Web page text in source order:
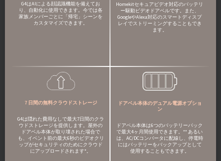
G4はAIによる顔認識機能を備えてお
り、自動化に使用できます。今では各
家族メンバーごとに「帰宅」シーンを
カスタマイズできます。
Homekitセキュアビデオ対応のバッテリ
ー駆動ビデオドアベルです。また、
GoogleやAlexa対応のスマートディスプ
レイでストリーミングすることもでき
ます。
7 日間の無料クラウドストレージ
G4は隠れた費用なしで最大7日間のクラ
ウドストレージを提供します。屋外の
ドアベル本体が取り壊された場合で
も、イベント前の最大6秒のビデオクリ
ップがセキュリティのためにクラウド
にアップロードされます*。
ドアベル本体のデュアル電源オプショ
ン
ドアベル本体は6つのバッテリーパック
で最大4ヶ月間使用できます。** あるい
は、AC/DCコンバータに配線し、停電時
にはバッテリーをバックアップとして
使用することもできます。